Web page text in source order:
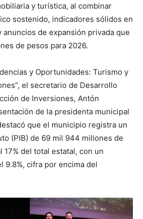
y turística, al combinar
sostenido, indicadores sólidos en
de expansión privada que
de pesos para 2026.
y Oportunidades: Turismo y
el secretario de Desarrollo
de Inversiones, Antón
de la presidenta municipal
que el municipio registra un
(PIB) de 69 mil 944 millones de
17% del total estatal, con un
9.8%, cifra por encima del